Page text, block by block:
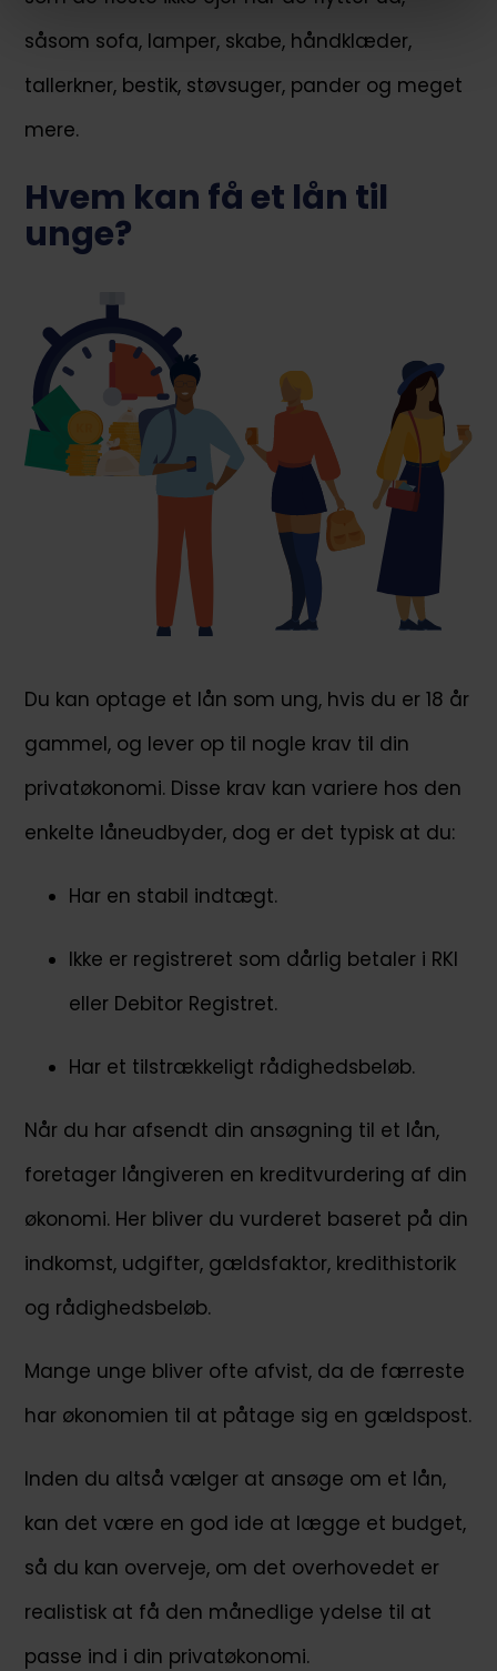
såsom sofa, lamper, skabe, håndklæder,
tallerkner, bestik, støvsuger, pander og meget
mere.
Hvem kan få et lån til
unge?
Du kan optage et lån som ung, hvis du er 18 år
gammel, og lever op til nogle krav til din
privatøkonomi. Disse krav kan variere hos den
enkelte låneudbyder, dog er det typisk at du:
Har en stabil indtægt.
Ikke er registreret som dårlig betaler i RKI
eller Debitor Registret.
Har et tilstrækkeligt rådighedsbeløb.
Når du har afsendt din ansøgning til et lån,
foretager långiveren en kreditvurdering af din
økonomi. Her bliver du vurderet baseret på din
indkomst, udgifter, gældsfaktor, kredithistorik
og rådighedsbeløb.
Mange unge bliver ofte afvist, da de færreste
har økonomien til at påtage sig en gældspost.
Inden du altså vælger at ansøge om et lån,
kan det være en god ide at lægge et budget,
så du kan overveje, om det overhovedet er
realistisk at få den månedlige ydelse til at
passe ind i din privatøkonomi.